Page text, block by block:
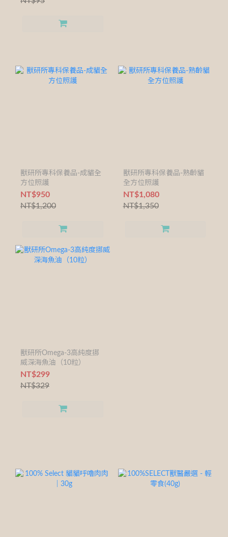
獸研所專科保養品-成貓全
方位照護
NT$950
NT$1,200
獸研所專科保養品-熟齡貓
全方位照護
NT$1,080
NT$1,350
獸研所Omega-3高純度挪
威深海魚油（10粒）
NT$299
NT$329